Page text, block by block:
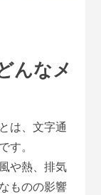
んなメ
は、文字通
す。
や熱、排気
ものの影響